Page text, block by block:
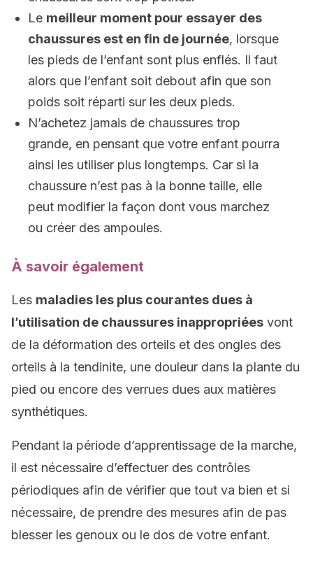
Le meilleur moment pour essayer des
chaussures est en fin de journée, lorsque
les pieds de l’enfant sont plus enflés. Il faut
alors que l’enfant soit debout afin que son
poids soit réparti sur les deux pieds.
N’achetez jamais de chaussures trop
grande, en pensant que votre enfant pourra
ainsi les utiliser plus longtemps. Car si la
chaussure n’est pas à la bonne taille, elle
peut modifier la façon dont vous marchez
ou créer des ampoules.
À savoir également
Les maladies les plus courantes dues à
l’utilisation de chaussures inappropriées vont
de la déformation des orteils et des ongles des
orteils à la tendinite, une douleur dans la plante du
pied ou encore des verrues dues aux matières
synthétiques.
Pendant la période d’apprentissage de la marche,
il est nécessaire d’effectuer des contrôles
périodiques afin de vérifier que tout va bien et si
nécessaire, de prendre des mesures afin de pas
blesser les genoux ou le dos de votre enfant.